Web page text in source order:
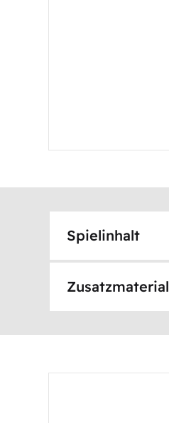
Spielinhalt
Zusatzmaterial